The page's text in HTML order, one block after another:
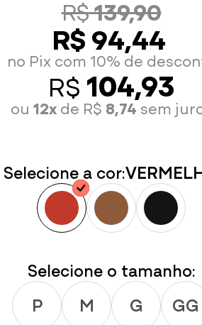
R$139,90
R$ 94,44
no Pix com 10% de
R$ 104,93
ou 12xde R$ 8,74sem
Selecione a cor:
Selecione o tamanho:
P
M G GG